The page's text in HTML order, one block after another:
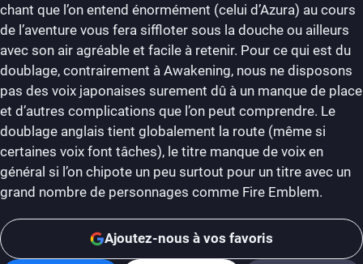
chant que l’on entend énormément (celui d’Azura) au cours
de l’aventure vous fera siffloter sous la douche ou ailleurs
avec son air agréable et facile à retenir. Pour ce qui est du
doublage, contrairement à Awakening, nous ne disposons
pas des voix japonaises surement dû à un manque de place
et d’autres complications que l’on peut comprendre. Le
doublage anglais tient globalement la route (même si
certaines voix font tâches), le titre manque de voix en
général si l’on chipote un peu surtout pour un titre avec un
grand nombre de personnages comme Fire Emblem.
Ajoutez-nous à vos favoris